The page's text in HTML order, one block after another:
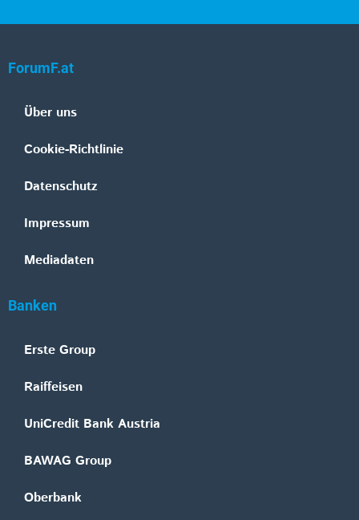
ForumF.at
Über uns
Cookie-Richtlinie
Datenschutz
Impressum
Mediadaten
Banken
Erste Group
Raiffeisen
UniCredit Bank Austria
BAWAG Group
Oberbank